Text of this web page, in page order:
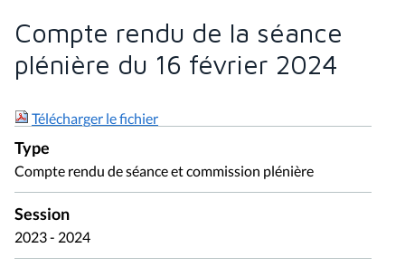
Compte rendu de la séance
plénière du 16 février 2024
Télécharger le fichier
Type
Compte rendu de séance et commission plénière
Session
2023 - 2024